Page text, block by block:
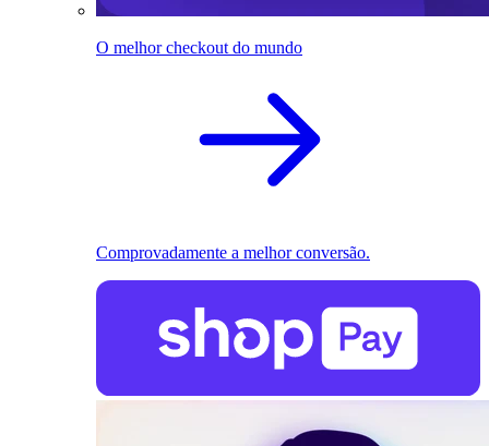
O melhor checkout do mundo
Comprovadamente a melhor conversão.